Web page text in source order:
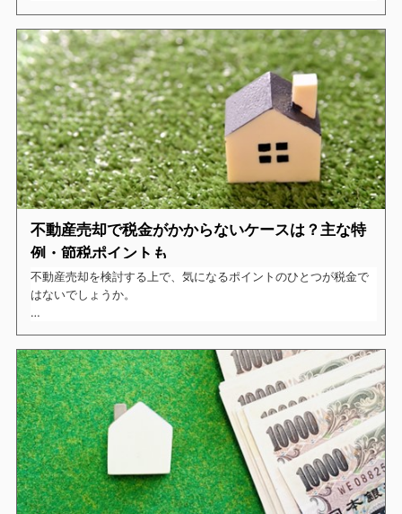
売却を考えている方の中には、
「仲介手数料はどれくらいかかるんだろう？」
「少しでも安くすることはできるのだろうか？」
と、疑問や不安をお持ちの方もいるのではないでしょうか。
今回はそんな疑問を持つ方に向けて、不動産売却時の仲介手数料
についてご紹介したいと思います。
不動産売却で税金がかからないケースは？主な特
例・節税ポイントも
不動産売却を検討する上で、気になるポイントのひとつが税金で
はないでしょうか。
からないケースがあると耳にした方もいるのではないでしょう
か。
今回はそんな不動産売却時の税金がかからないケースについてど
のようなケースがあるのか、また節税のポイントなどを合わせて
ご紹介したいと思います。